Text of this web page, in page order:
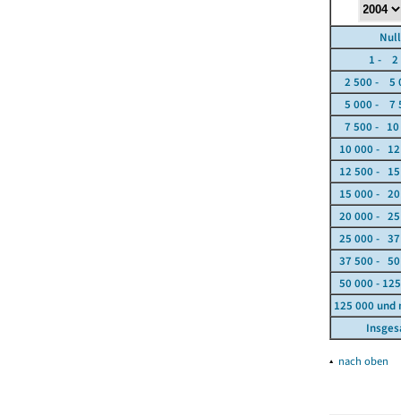
1 - 2
2 500 - 5
5 000 - 7
7 500 - 10
10 000 -
12 500 -
15 000 -
20 000 -
25 000 -
37 500 -
50 000 -
125 000 und
▴ nach oben